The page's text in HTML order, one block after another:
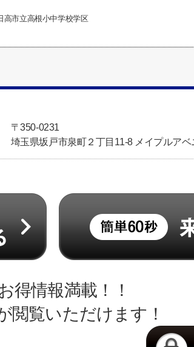
市立高根小中学校学区
〒350-0231
埼玉県坂戸市泉町２丁目11-8 メイプルアベ
得情報満載！！
閲覧いただけます！